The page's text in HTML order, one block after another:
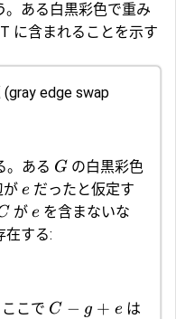
。ある白黒彩色で重み
に含まれることを示す
(gray edge swap
。ある G の白黒彩色
が e だったと仮定す
がe を含まないな
在する:
こで C − g + e は